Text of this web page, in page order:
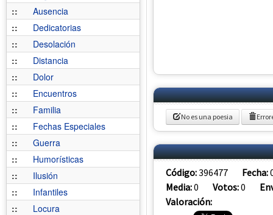
::
Ausencia
::
Dedicatorias
::
Desolación
::
Distancia
::
Dolor
::
Encuentros
::
Familia
::
Fechas Especiales
::
Guerra
::
Humorísticas
::
Ilusión
::
Infantiles
::
Locura
No es una poesia
Código:396477 Fecha:
Media:0 Votos:0
Valoración: